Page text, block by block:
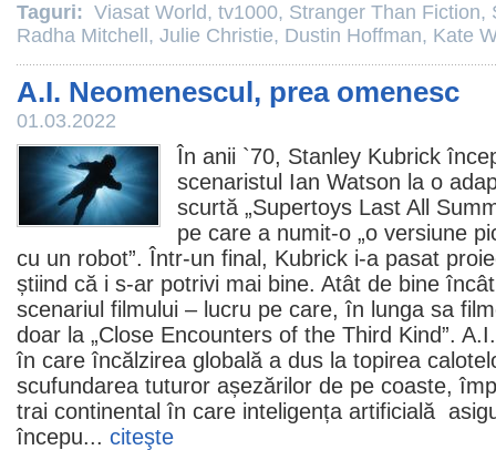
Taguri: Viasat World, tv1000, Stranger Than Fiction,
Radha Mitchell , Julie Christie, Dustin Hoffman, Kate
A.I. Neomenescul, prea omenesc
01.03.2022
În anii `70, Stanley Kubrick
scenaristul Ian Watson la o
scurtă „Supertoys Last All
pe care a numit-o „o versiune
cu un robot”. Într-un final, Kubrick i-a pasat
știind că i s-ar potrivi mai bine. Atât de bine
scenariul filmului – lucru pe care, în lunga sa
doar la „Close Encounters of the Third Kind”.
în care încălzirea globală a dus la topirea
scufundarea tuturor așezărilor de pe coaste,
trai continental în care inteligența artificială
începu... citeşte